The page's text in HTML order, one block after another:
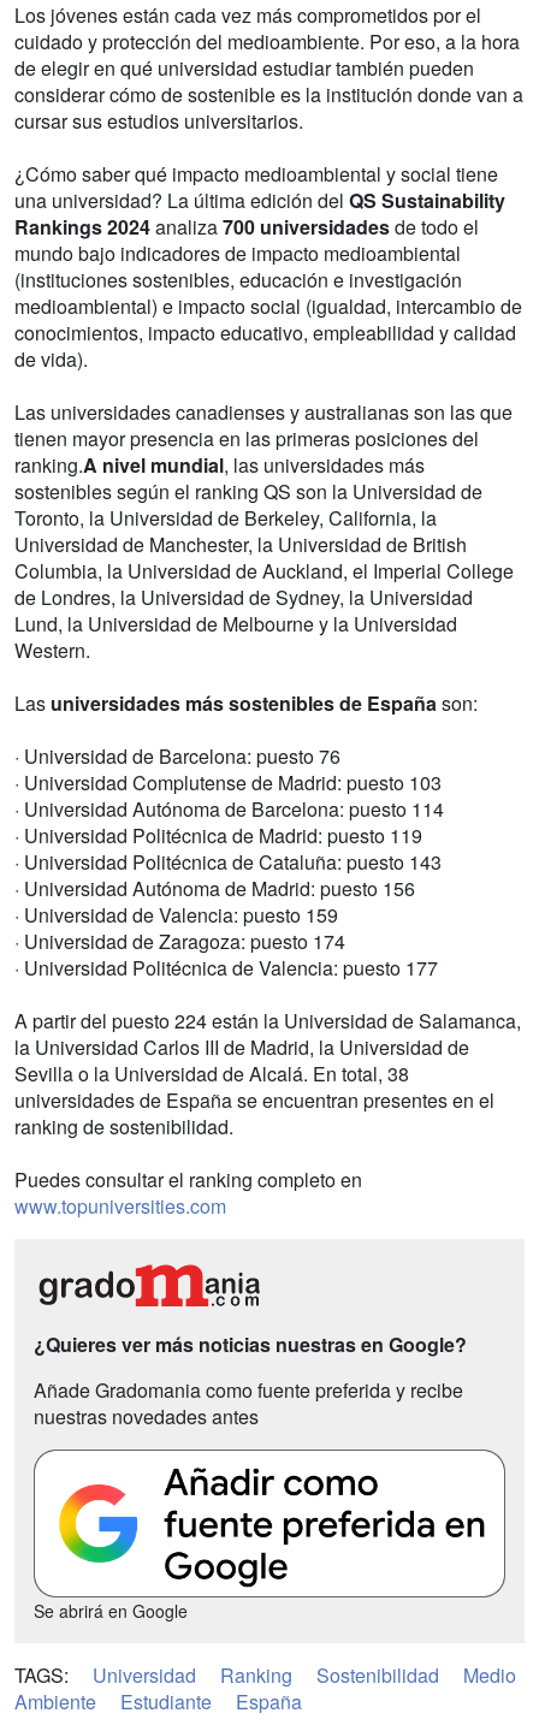
Los jóvenes están cada vez más comprometidos por el
cuidado y protección del medioambiente. Por eso, a la hora
de elegir en qué universidad estudiar también pueden
considerar cómo de sostenible es la institución donde van a
cursar sus estudios universitarios.
¿Cómo saber qué impacto medioambiental y social tiene
una universidad? La última edición del QS Sustainability
Rankings 2024analiza700 universidadesde todo el
mundo bajo indicadores de impacto medioambiental
(instituciones sostenibles, educación e investigación
medioambiental) e impacto social (igualdad, intercambio de
conocimientos, impacto educativo, empleabilidad y calidad
de vida).
Las universidades canadienses y australianas son las que
tienen mayor presencia en las primeras posiciones del
ranking.A nivel mundial, las universidades más
sostenibles según el ranking QS son la Universidad de
Toronto, la Universidad de Berkeley, California, la
Universidad de Manchester, la Universidad de British
Columbia, la Universidad de Auckland, el Imperial College
de Londres, la Universidad de Sydney, la Universidad
Lund, la Universidad de Melbourne y la Universidad
Western.
Las universidades más sostenibles de Españason:
· Universidad de Barcelona: puesto 76
· Universidad Complutense de Madrid: puesto 103
· Universidad Autónoma de Barcelona: puesto 114
· Universidad Politécnica de Madrid: puesto 119
· Universidad Politécnica de Cataluña: puesto 143
· Universidad Autónoma de Madrid: puesto 156
· Universidad de Valencia: puesto 159
· Universidad de Zaragoza: puesto 174
· Universidad Politécnica de Valencia: puesto 177
A partir del puesto 224 están la Universidad de Salamanca,
la Universidad Carlos III de Madrid, la Universidad de
Sevilla o la Universidad de Alcalá. En total, 38
universidades de España se encuentran presentes en el
ranking de sostenibilidad.
Puedes consultar el ranking completo en
www.topuniversities.com
¿Quieres ver más noticias nuestras en Google?
Añade Gradomania como fuente preferida y recibe
nuestras novedades antes
Se abrirá en Google
TAGS: Universidad Ranking Sostenibilidad
Medio
Ambiente
Estudiante España